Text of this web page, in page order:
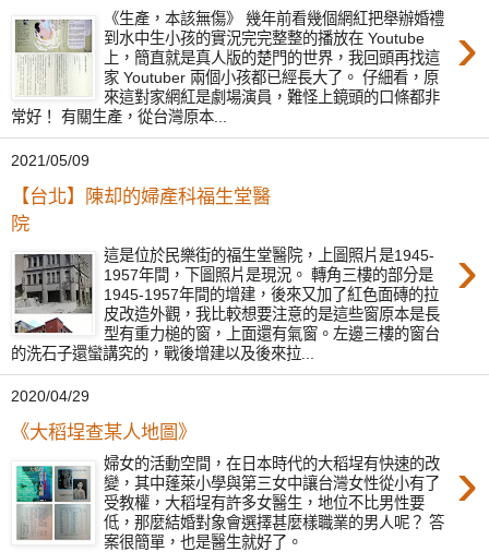
›
《生產，本該無傷》 幾年前看幾個網紅把舉辦婚禮
到水中生小孩的實況完完整整的播放在 Youtube
上，簡直就是真人版的楚門的世界，我回頭再找這
家 Youtuber 兩個小孩都已經長大了。 仔細看，原
來這對家網紅是劇場演員，難怪上鏡頭的口條都非
常好！ 有關生產，從台灣原本...
2021/05/09
【台北】陳却的婦產科福生堂醫
院
›
這是位於民樂街的福生堂醫院，上圖照片是1945-
1957年間，下圖照片是現況。 轉角三樓的部分是
1945-1957年間的增建，後來又加了紅色面磚的拉
皮改造外觀，我比較想要注意的是這些窗原本是長
型有重力槌的窗，上面還有氣窗。左邊三樓的窗台
的洗石子還蠻講究的，戰後增建以及後來拉...
2020/04/29
《大稻埕查某人地圖》
›
婦女的活動空間，在日本時代的大稻埕有快速的改
變，其中蓬萊小學與第三女中讓台灣女性從小有了
受教權，大稻埕有許多女醫生，地位不比男性要
低，那麼結婚對象會選擇甚麼樣職業的男人呢？ 答
案很簡單，也是醫生就好了。